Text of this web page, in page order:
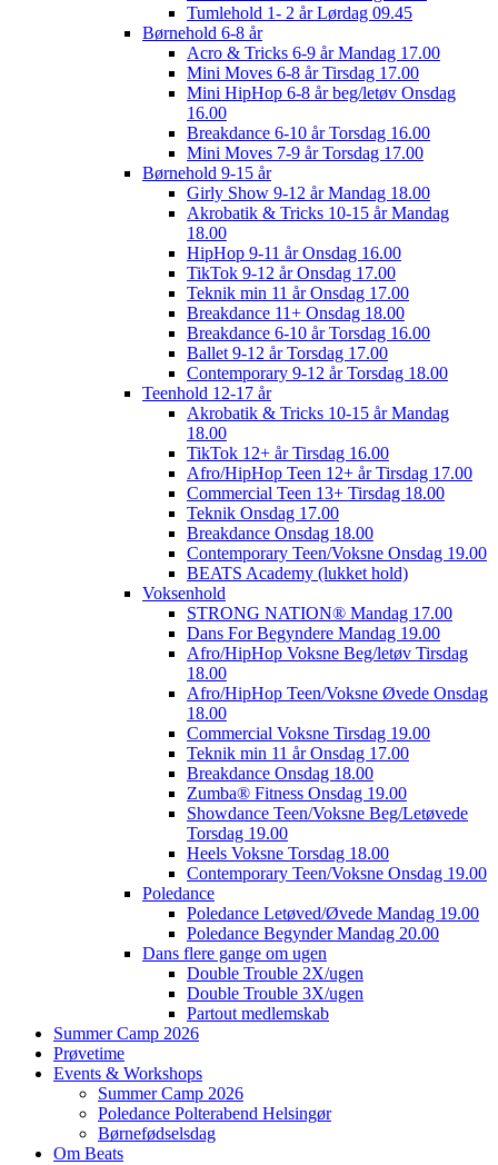
Tumlehold 1- 2 år Lørdag 09.45
Børnehold 6-8 år
Acro & Tricks 6-9 år Mandag 17.00
Mini Moves 6-8 år Tirsdag 17.00
Mini HipHop 6-8 år beg/letøv Onsdag
16.00
Breakdance 6-10 år Torsdag 16.00
Mini Moves 7-9 år Torsdag 17.00
Børnehold 9-15 år
Girly Show 9-12 år Mandag 18.00
Akrobatik & Tricks 10-15 år Mandag
18.00
HipHop 9-11 år Onsdag 16.00
TikTok 9-12 år Onsdag 17.00
Teknik min 11 år Onsdag 17.00
Breakdance 11+ Onsdag 18.00
Breakdance 6-10 år Torsdag 16.00
Ballet 9-12 år Torsdag 17.00
Contemporary 9-12 år Torsdag 18.00
Teenhold 12-17 år
Akrobatik & Tricks 10-15 år Mandag
18.00
TikTok 12+ år Tirsdag 16.00
Afro/HipHop Teen 12+ år Tirsdag 17.00
Commercial Teen 13+ Tirsdag 18.00
Teknik Onsdag 17.00
Breakdance Onsdag 18.00
Contemporary Teen/Voksne Onsdag 19.00
BEATS Academy (lukket hold)
Voksenhold
STRONG NATION® Mandag 17.00
Dans For Begyndere Mandag 19.00
Afro/HipHop Voksne Beg/letøv Tirsdag
18.00
Afro/HipHop Teen/Voksne Øvede Onsdag
18.00
Commercial Voksne Tirsdag 19.00
Teknik min 11 år Onsdag 17.00
Breakdance Onsdag 18.00
Zumba® Fitness Onsdag 19.00
Showdance Teen/Voksne Beg/Letøvede
Torsdag 19.00
Heels Voksne Torsdag 18.00
Contemporary Teen/Voksne Onsdag 19.00
Poledance
Poledance Letøved/Øvede Mandag 19.00
Poledance Begynder Mandag 20.00
Dans flere gange om ugen
Double Trouble 2X/ugen
Double Trouble 3X/ugen
Partout medlemskab
Summer Camp 2026
Prøvetime
Events & Workshops
Summer Camp 2026
Poledance Polterabend Helsingør
Børnefødselsdag
Om Beats